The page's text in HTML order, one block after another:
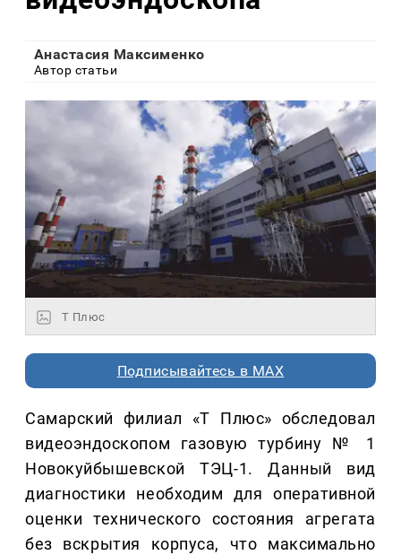
Анастасия Максименко
Автор статьи
Т Плюс
Подписывайтесь в MAX
Самарский филиал «Т Плюс» обследовал
видеоэндоскопом газовую турбину № 1
Новокуйбышевской ТЭЦ-1. Данный вид
диагностики необходим для оперативной
оценки технического состояния агрегата
без вскрытия корпуса, что максимально